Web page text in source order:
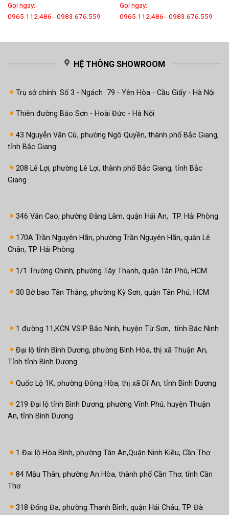
Gọi ngay:
0965.112.486 -0983.676.559
Gọi ngay:
0965.112.486 -0983.676.559
HỆ THÔNG SHOWROOM
Trụ sở chính: Số 3 - Ngách 79 - Yên Hòa - Cầu Giấy - Hà Nội
Thiên đường Bảo Sơn - Hoài Đức - Hà Nội
43 Nguyễn Văn Cừ, phường Ngô Quyền, thành phố Bắc Giang,
tỉnh Bắc Giang
208 Lê Lợi, phường Lê Lợi, thành phố Bắc Giang, tỉnh Bắc
Giang
346 Văn Cao, phường Đằng Lâm, quận Hải An, TP. Hải Phòng
170A Trần Nguyên Hãn, phường Trần Nguyên Hãn, quận Lê
Chân, TP. Hải Phòng
1/1 Trường Chinh, phường Tây Thạnh, quận Tân Phú, HCM
30 Bờ bao Tân Thắng, phường Kỳ Sơn, quận Tân Phú, HCM
1 đường 11,KCN VSIP Bắc Ninh, huyện Từ Sơn, tỉnh Bắc Ninh
Đại lộ tỉnh Bình Dương, phường Bình Hòa, thị xã Thuận An,
Tỉnh tỉnh Bình Dương
Quốc Lộ 1K, phường Đông Hòa, thị xã Dĩ An, tỉnh Bình Dương
219 Đại lộ tỉnh Bình Dương, phường Vĩnh Phú, huyện Thuận
An, tỉnh Bình Dương
1 Đại lộ Hòa Bình, phường Tân An,Quận Ninh Kiều, Cần Thơ
84 Mậu Thân, phường An Hòa, thành phố Cần Thơ, tỉnh Cần
Thơ
318 Đống Đa, phường Thanh Bình, quận Hải Châu, TP. Đà